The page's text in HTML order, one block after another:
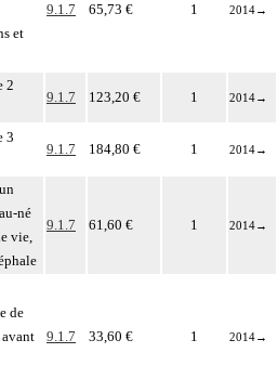
et
9.1.7 65,73 € 1 2014→
2
9.1.7 123,20 € 1 2014→
3
9.1.7 184,80 € 1 2014→
né
vie,
9.1.7 61,60 € 1 2014→
de
9.1.7 33,60 € 1 2014→